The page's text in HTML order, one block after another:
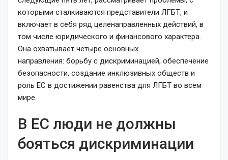
которыми сталкиваются представители ЛГБТ, и
включает в себя ряд целенаправленных действий, в
том числе юридического и финансового характера.
Она охватывает четыре основных
направления: борьбу с дискриминацией, обеспечение
безопасности, создание инклюзивных обществ и
роль ЕС в достижении равенства для ЛГБТ во всем
мире.
В ЕС люди не должны
бояться дискриминации